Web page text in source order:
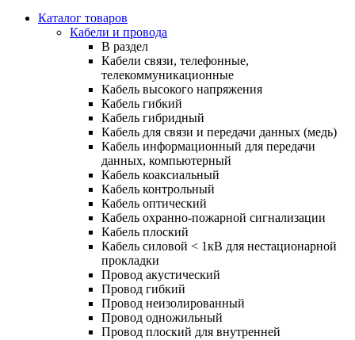
Каталог товаров
Кабели и провода
В раздел
Кабели связи, телефонные,
телекоммуникационные
Кабель высокого напряжения
Кабель гибкий
Кабель гибридный
Кабель для связи и передачи данных (медь)
Кабель информационный для передачи
данных, компьютерный
Кабель коаксиальный
Кабель контрольный
Кабель оптический
Кабель охранно-пожарной сигнализации
Кабель плоский
Кабель силовой < 1кВ для нестационарной
прокладки
Провод акустический
Провод гибкий
Провод неизолированный
Провод одножильный
Провод плоский для внутренней